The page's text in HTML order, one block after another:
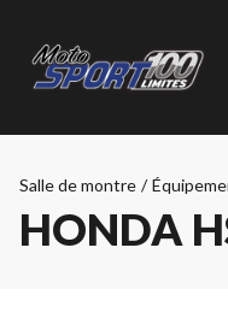
Salle de montre /
HONDA